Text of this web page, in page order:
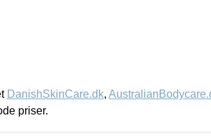
DanishSkinCare.dk,
priser.